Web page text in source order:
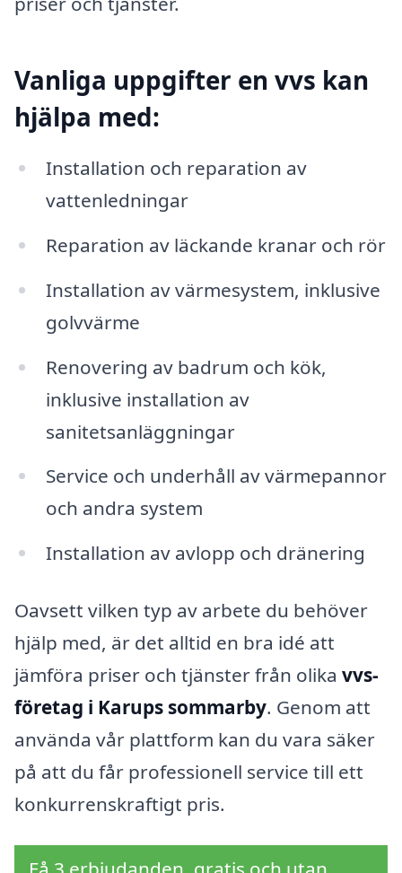
Vanliga uppgifter en vvs kan
hjälpa med:
Installation och reparation av
vattenledningar
Reparation av läckande kranar och rör
Installation av värmesystem, inklusive
golvvärme
Renovering av badrum och kök,
inklusive installation av
sanitetsanläggningar
Service och underhåll av värmepannor
och andra system
Installation av avlopp och dränering
Oavsett vilken typ av arbete du behöver
hjälp med, är det alltid en bra idé att
jämföra priser och tjänster från olika vvs-
företag i Karups sommarby. Genom att
använda vår plattform kan du vara säker
på att du får professionell service till ett
konkurrenskraftigt pris.